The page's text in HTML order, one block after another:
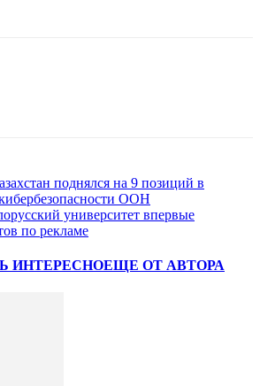
поднялся на 9 позиций в
ООН
университет впервые
по рекламе
ИНТЕРЕСНОЕЩЕ ОТ АВТОРА